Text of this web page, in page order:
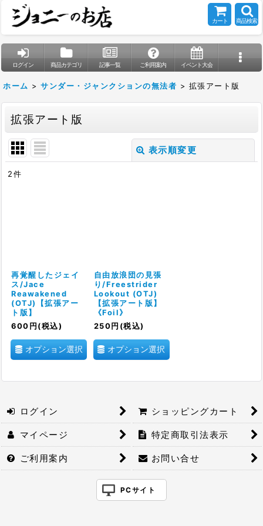
カート 商品検索
ログイン 商品カテゴリ 記事一覧 ご利用案内 イベント大会
ホーム > サンダー・ジャンクションの無法者 > 拡張アート版
拡張アート版
表示順変更
絞り込む
2件
再覚醒したジェイ
ス/Jace
Reawakened
(OTJ)【拡張アー
ト版】
600 円 (税込)
オプション選択
自由放浪団の見張
り/Freestrider
Lookout (OTJ)
【拡張アート版】
《Foil》
250 円 (税込)
オプション選択
ログイン ショッピングカート
マイページ 特定商取引法表示
ご利用案内 お問い合せ
PCサイト